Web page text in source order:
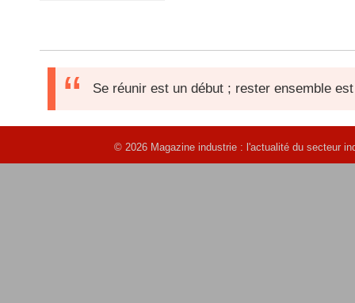
Se réunir est un début ; rester ensemble
© 2026 Magazine industrie : l'actualité du secteur